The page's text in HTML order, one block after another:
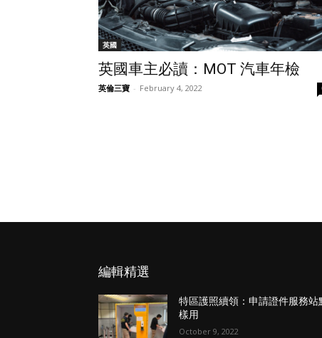
英國
英國車主必讀：MOT 汽車年檢
英倫三寶 - February 4, 2022
編輯精選
特區護照續領：申請證件服務站
樣用
October 9, 2022